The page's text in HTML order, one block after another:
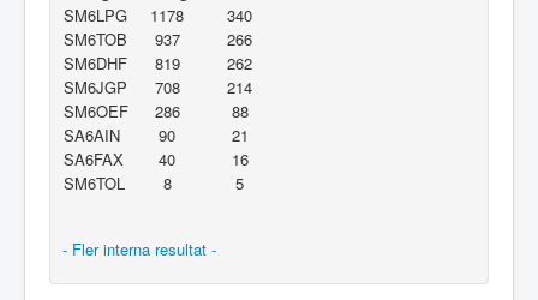
SM6LPG
1178
340
SM6TOB
937
266
SM6DHF
819
262
SM6JGP
708
214
SM6OEF
286
88
SA6AIN
90
21
SA6FAX
40
16
SM6TOL
8 5
- Fler interna resultat -